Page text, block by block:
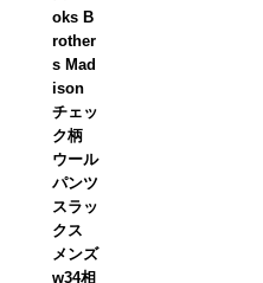
oks B
rother
s Mad
ison
チェッ
ク柄
ウール
パンツ
スラッ
クス
メンズ
w34相